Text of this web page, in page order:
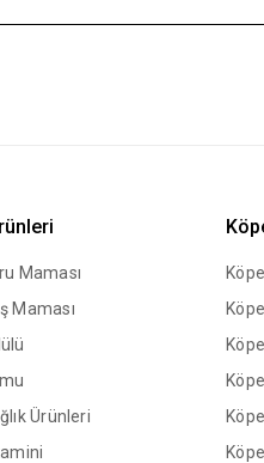
Maması
Maması
Ürünleri